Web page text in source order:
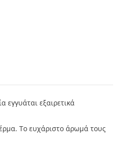
εγγυάται εξαιρετικά
Το ευχάριστο άρωμά τους